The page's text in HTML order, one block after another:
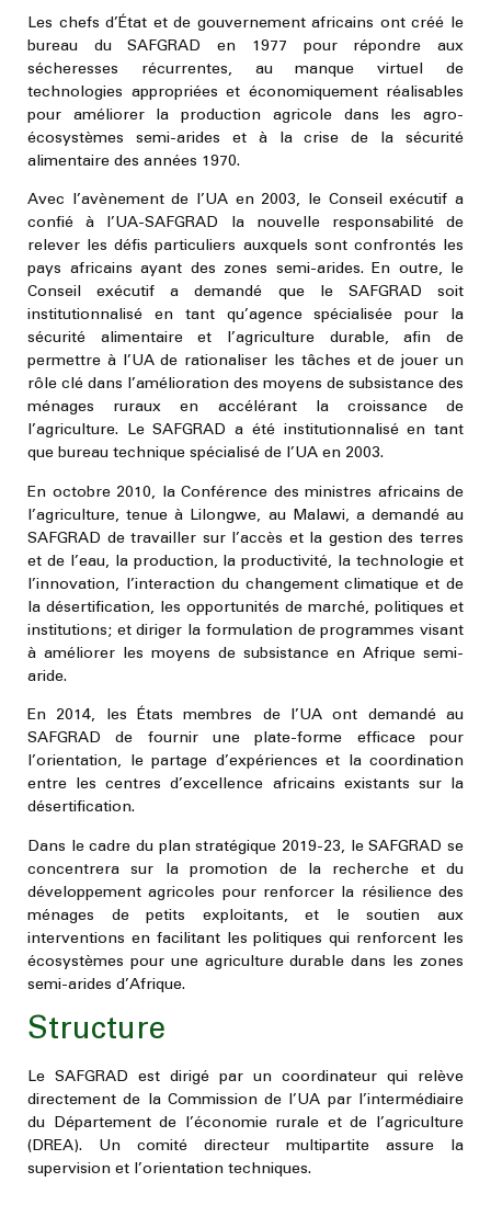
Les chefs d’État et de gouvernement africains ont créé le
bureau du SAFGRAD en 1977 pour répondre aux
sécheresses récurrentes, au manque virtuel de
technologies appropriées et économiquement réalisables
pour améliorer la production agricole dans les agro-
écosystèmes semi-arides et à la crise de la sécurité
alimentaire des années 1970.
Avec l’avènement de l’UA en 2003, le Conseil exécutif a
confié à l’UA-SAFGRAD la nouvelle responsabilité de
relever les défis particuliers auxquels sont confrontés les
pays africains ayant des zones semi-arides. En outre, le
Conseil exécutif a demandé que le SAFGRAD soit
institutionnalisé en tant qu’agence spécialisée pour la
sécurité alimentaire et l’agriculture durable, afin de
permettre à l’UA de rationaliser les tâches et de jouer un
rôle clé dans l’amélioration des moyens de subsistance des
ménages ruraux en accélérant la croissance de
l’agriculture. Le SAFGRAD a été institutionnalisé en tant
que bureau technique spécialisé de l’UA en 2003.
En octobre 2010, la Conférence des ministres africains de
l’agriculture, tenue à Lilongwe, au Malawi, a demandé au
SAFGRAD de travailler sur l’accès et la gestion des terres
et de l’eau, la production, la productivité, la technologie et
l’innovation, l’interaction du changement climatique et de
la désertification, les opportunités de marché, politiques et
institutions; et diriger la formulation de programmes visant
à améliorer les moyens de subsistance en Afrique semi-
aride.
En 2014, les États membres de l’UA ont demandé au
SAFGRAD de fournir une plate-forme efficace pour
l’orientation, le partage d’expériences et la coordination
entre les centres d’excellence africains existants sur la
désertification.
Dans le cadre du plan stratégique 2019-23, le SAFGRAD se
concentrera sur la promotion de la recherche et du
développement agricoles pour renforcer la résilience des
ménages de petits exploitants, et le soutien aux
interventions en facilitant les politiques qui renforcent les
écosystèmes pour une agriculture durable dans les zones
semi-arides d’Afrique.
Structure
Le SAFGRAD est dirigé par un coordinateur qui relève
directement de la Commission de l’UA par l’intermédiaire
du Département de l’économie rurale et de l’agriculture
(DREA). Un comité directeur multipartite assure la
supervision et l’orientation techniques.